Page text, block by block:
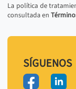
La política de
consultada en
SÍGUENOS